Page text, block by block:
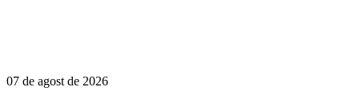
07 de agost de 2026